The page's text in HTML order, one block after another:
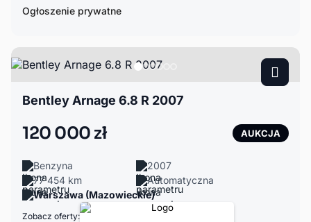
Ogłoszenie prywatne
Bentley Arnage 6.8 R 2007
120 000 zł AUKCJA
Benzyna
2007
77 454 km
Automatyczna
Warszawa (Mazowieckie)
Zobacz oferty: